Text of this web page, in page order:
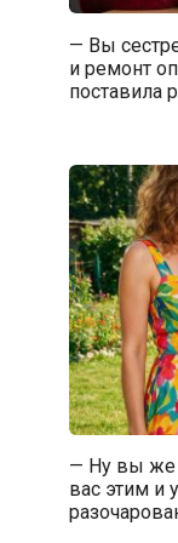
— Вы
и ремонт
поставила
— Ну вы же
вас этим и